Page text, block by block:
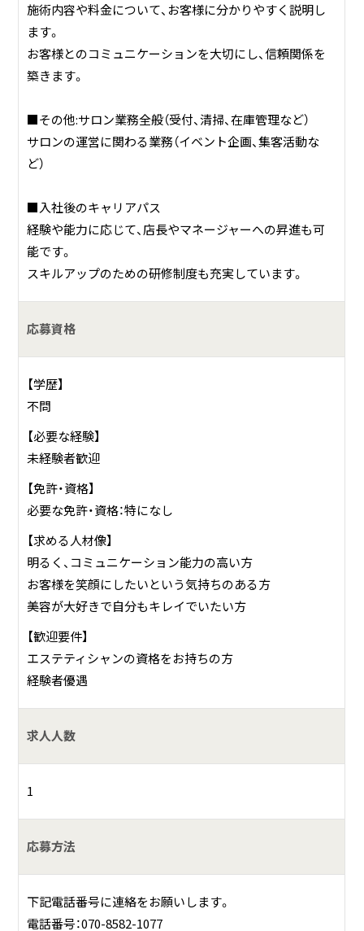
施術内容や料金について、お客様に分かりやすく説明し
ます。
お客様とのコミュニケーションを大切にし、信頼関係を
築きます。
■その他:サロン業務全般（受付、清掃、在庫管理など）
サロンの運営に関わる業務（イベント企画、集客活動な
ど）
■入社後のキャリアパス
経験や能力に応じて、店長やマネージャーへの昇進も可
能です。
スキルアップのための研修制度も充実しています。
応募資格
【学歴】
不問
【必要な経験】
未経験者歓迎
【免許・資格】
必要な免許・資格：特になし
【求める人材像】
明るく、コミュニケーション能力の高い方
お客様を笑顔にしたいという気持ちのある方
美容が大好きで自分もキレイでいたい方
【歓迎要件】
エステティシャンの資格をお持ちの方
経験者優遇
求人人数
1
応募方法
下記電話番号に連絡をお願いします。
電話番号：070-8582-1077